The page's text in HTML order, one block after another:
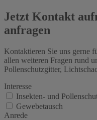
Jetzt Kontakt
anfragen
Kontaktieren Sie uns gerne
allen weiteren Fragen rund
Pollenschutzgitter,
Interesse
Insekten- und
Gewebetausch
Anrede